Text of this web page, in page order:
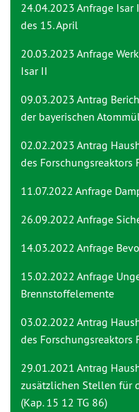
24.04.2023 Anfrage Isar
des 15. April
20.03.2023 Anfrage
Isar II
09.03.2023 Antrag
der bayerischen
02.02.2023 Antrag
des Forschungsreaktors
11.07.2022 Anfrage
26.09.2022 Anfrage
14.03.2022 Anfrage
15.02.2022 Anfrage
Brennstoffelemente
03.02.2022 Antrag
des Forschungsreaktors
29.01.2021 Antrag
zusätzlichen Stellen für
(Kap. 15 12 TG 86)